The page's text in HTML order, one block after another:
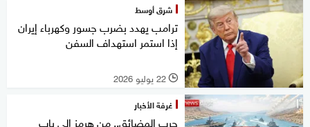
شرق أوسط
ترامب يهدد بضرب جسور وكهرباء إيران
إذا استمر استهداف السفن
l 22 يوليو 2026
غرفة الأخبار
حرب المضائق.. من هرمز إلى باب